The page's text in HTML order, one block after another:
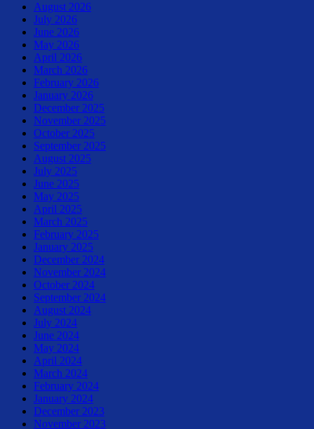
August 2026
July 2026
June 2026
May 2026
April 2026
March 2026
February 2026
January 2026
December 2025
November 2025
October 2025
September 2025
August 2025
July 2025
June 2025
May 2025
April 2025
March 2025
February 2025
January 2025
December 2024
November 2024
October 2024
September 2024
August 2024
July 2024
June 2024
May 2024
April 2024
March 2024
February 2024
January 2024
December 2023
November 2023